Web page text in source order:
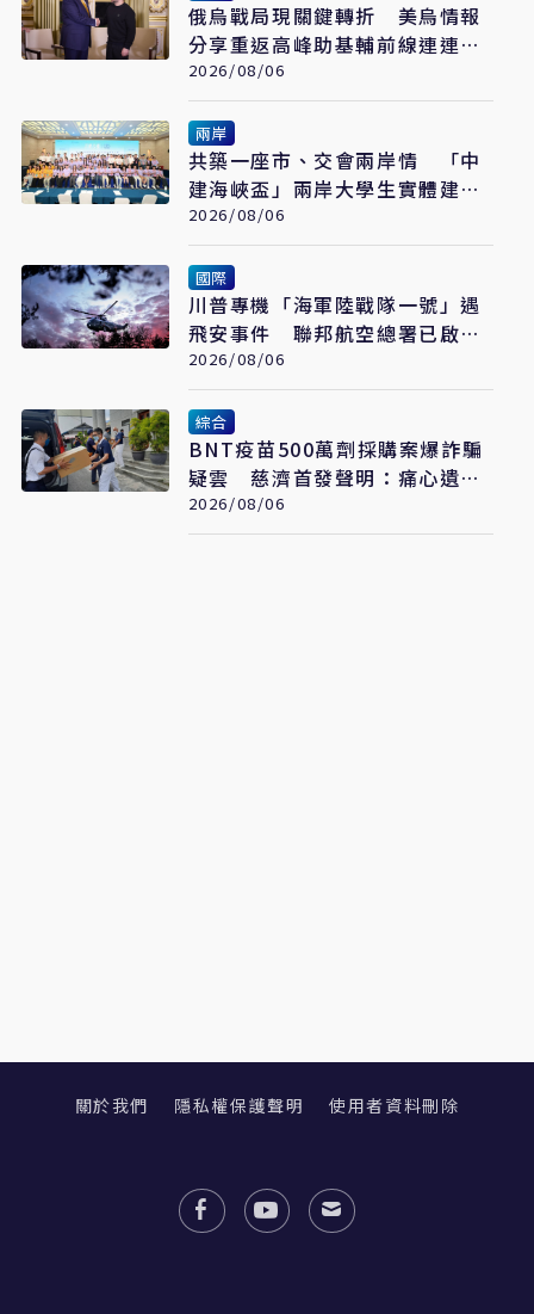
俄烏戰局現關鍵轉折 美烏情報
分享重返高峰助基輔前線連連得
手
2026/08/06
兩岸
共築一座市、交會兩岸情 「中
建海峽盃」兩岸大學生實體建構
賽在福州落幕
2026/08/06
國際
川普專機「海軍陸戰隊一號」遇
飛安事件 聯邦航空總署已啟動
調查
2026/08/06
綜合
BNT疫苗500萬劑採購案爆詐騙
疑雲 慈濟首發聲明：痛心遺
憾 配合司法將追究權益
2026/08/06
關於我們 隱私權保護聲明 使用者資料刪除